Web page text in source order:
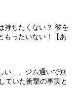
持ちたくない？ 彼を
もったいない！【あ
い…」ジム通いで別
ていた衝撃の事実と